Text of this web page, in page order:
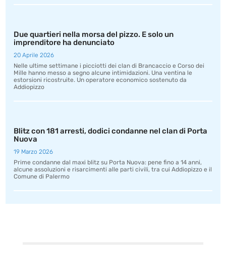
Due quartieri nella morsa del pizzo. E solo un
imprenditore ha denunciato
20 Aprile 2026
Nelle ultime settimane i picciotti dei clan di Brancaccio e Corso dei
Mille hanno messo a segno alcune intimidazioni. Una ventina le
estorsioni ricostruite. Un operatore economico sostenuto da
Addiopizzo
Blitz con 181 arresti, dodici condanne nel clan di Porta
Nuova
19 Marzo 2026
Prime condanne dal maxi blitz su Porta Nuova: pene fino a 14 anni,
alcune assoluzioni e risarcimenti alle parti civili, tra cui Addiopizzo e il
Comune di Palermo